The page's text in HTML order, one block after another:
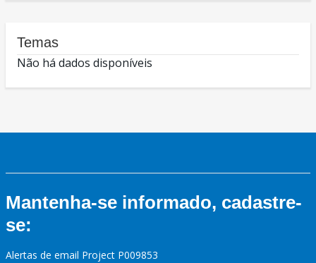
Temas
Não há dados disponíveis
Mantenha-se informado, cadastre-
se:
Alertas de email Project P009853